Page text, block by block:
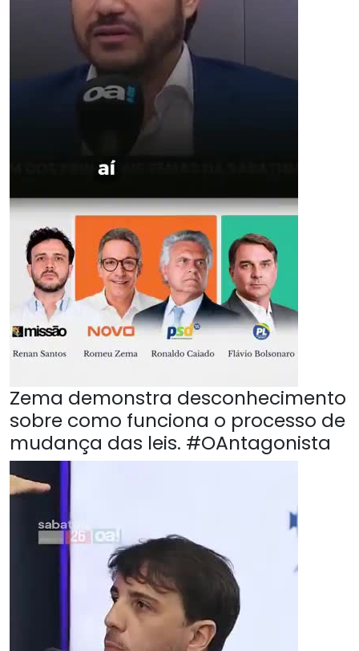
Zema demonstra desconhecimento
sobre como funciona o processo de
mudança das leis. #OAntagonista